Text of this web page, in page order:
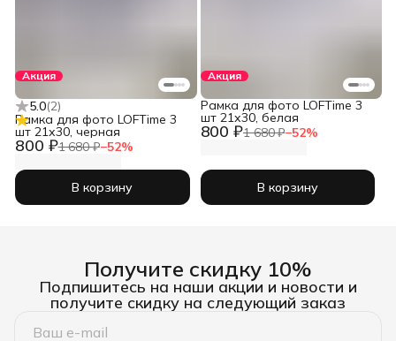
Акция
5.0(2)
800 ₽1 680 ₽−52%
Рамка для фото LOFTime 3
шт 21х30, черная
В корзину
Акция
800 ₽1 680 ₽−52%
Рамка для фото LOFTime 3
шт 21х30, белая
В корзину
Получите скидку 10%
Подпишитесь на наши акции и новости и
получите скидку на следующий заказ